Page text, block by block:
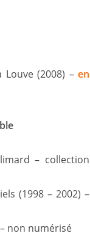
Louve (2008) –en
– collection
(1998 – 2002) –
– non numérisé